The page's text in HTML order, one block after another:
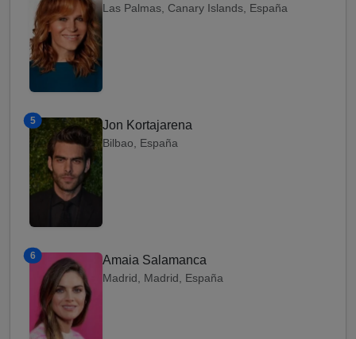
Las Palmas, Canary Islands, España
5 Jon Kortajarena
Bilbao, España
6 Amaia Salamanca
Madrid, Madrid, España